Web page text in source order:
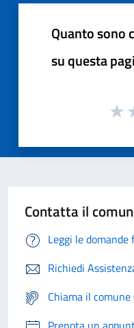
Quanto sono
su questa
Contatta il
Leggi le
Richiedi
Chiama il